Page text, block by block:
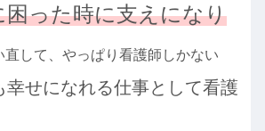
困った時に支えになり
直して、やっぱり看護師しかない
幸せになれる仕事として看護